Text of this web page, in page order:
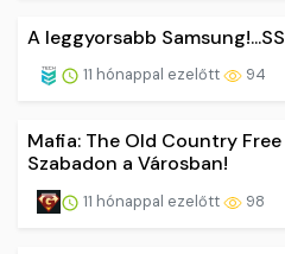
A leggyorsabb
11 hónappal ezelőtt 94
Mafia: The Old Country
Szabadon a Városban!
11 hónappal ezelőtt 98